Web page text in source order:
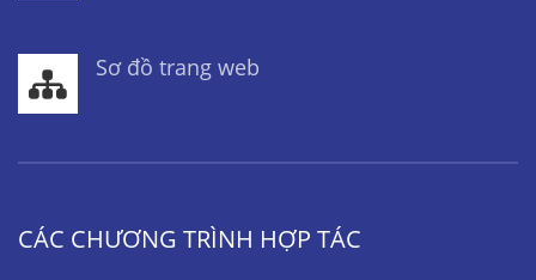
Sơ đồ trang web
CÁC CHƯƠNG TRÌNH HỢP TÁC